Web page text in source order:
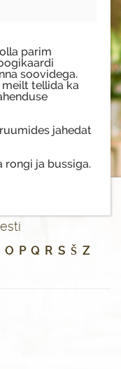
parim
soovidega.
meilt tellida ka
jahedat
rongi ja bussiga.
O P Q R S Š Z